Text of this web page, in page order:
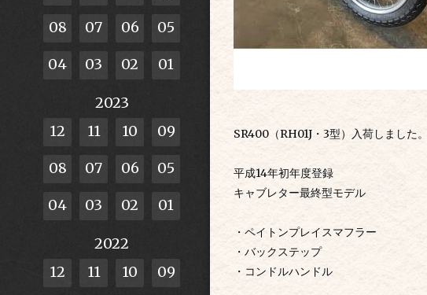
SR400（RH01J・3型）入荷しました。
平成14年初年度登録
キャブレター最終型モデル
・ペイトンプレイスマフラー
・バックステップ
・コンドルハンドル
08 07 06 05
04 03 02 01
2023
12
11 10 09
08 07 06 05
04 03 02 01
2022
12
11 10 09